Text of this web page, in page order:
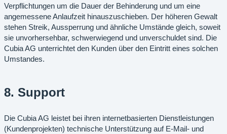
Verpflichtungen um die Dauer der Behinderung und um eine
angemessene Anlaufzeit hinauszuschieben. Der höheren Gewalt
stehen Streik, Aussperrung und ähnliche Umstände gleich, soweit
sie unvorhersehbar, schwerwiegend und unverschuldet sind. Die
Cubia AG unterrichtet den Kunden über den Eintritt eines solchen
Umstandes.
8. Support
Die Cubia AG leistet bei ihren internetbasierten Dienstleistungen
(Kundenprojekten) technische Unterstützung auf E-Mail- und